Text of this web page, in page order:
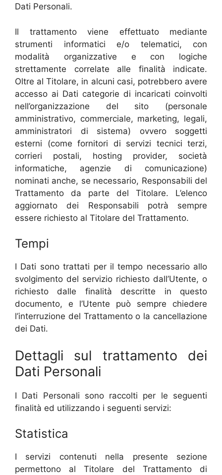
Dati Personali.
Il trattamento viene effettuato mediante
strumenti informatici e/o telematici, con
modalità organizzative e con logiche
strettamente correlate alle finalità indicate.
Oltre al Titolare, in alcuni casi, potrebbero avere
accesso ai Dati categorie di incaricati coinvolti
nell’organizzazione del sito (personale
amministrativo, commerciale, marketing, legali,
amministratori di sistema) ovvero soggetti
esterni (come fornitori di servizi tecnici terzi,
corrieri postali, hosting provider, società
informatiche, agenzie di comunicazione)
nominati anche, se necessario, Responsabili del
Trattamento da parte del Titolare. L’elenco
aggiornato dei Responsabili potrà sempre
essere richiesto al Titolare del Trattamento.
Tempi
I Dati sono trattati per il tempo necessario allo
svolgimento del servizio richiesto dall’Utente, o
richiesto dalle finalità descritte in questo
documento, e l’Utente può sempre chiedere
l’interruzione del Trattamento o la cancellazione
dei Dati.
Dettagli sul trattamento dei
Dati Personali
I Dati Personali sono raccolti per le seguenti
finalità ed utilizzando i seguenti servizi:
Statistica
I servizi contenuti nella presente sezione
permettono al Titolare del Trattamento di